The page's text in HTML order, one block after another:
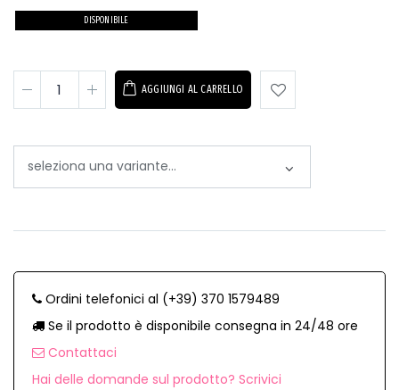
DISPONIBILE
AGGIUNGI AL CARRELLO
Ordini telefonici al (+39) 370 1579489
Se il prodotto è disponibile consegna in 24/48 ore
Contattaci
Hai delle domande sul prodotto? Scrivici